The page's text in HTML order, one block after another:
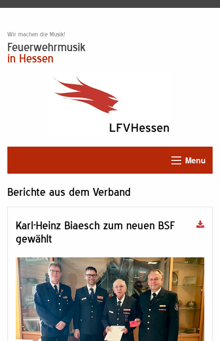
Wir machen die Musik!
Feuerwehrmusik
in Hessen
Menu
Berichte aus dem Verband
Karl-Heinz Biaesch zum neuen BSF
gewählt